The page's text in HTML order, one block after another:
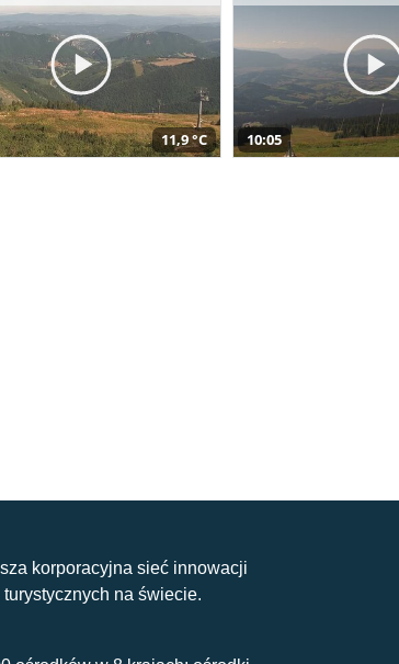
11,9 °C 10:05
korporacyjna sieć innowacji
na świecie.